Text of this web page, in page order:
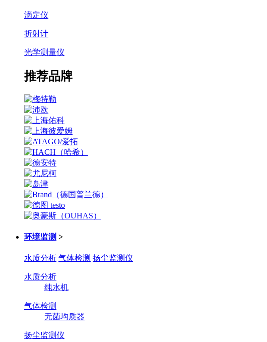
滴定仪
折射计
光学测量仪
推荐品牌
环境监测 >
水质分析 气体检测 扬尘监测仪
水质分析
纯水机
气体检测
无菌均质器
扬尘监测仪